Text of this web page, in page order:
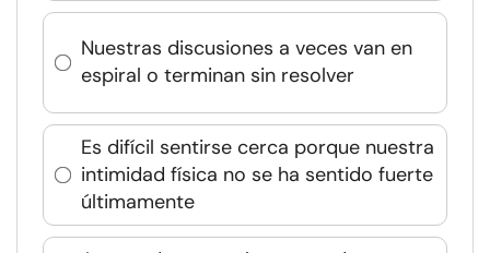
Nuestras discusiones a veces van en
espiral o terminan sin resolver
Es difícil sentirse cerca porque nuestra
intimidad física no se ha sentido fuerte
últimamente